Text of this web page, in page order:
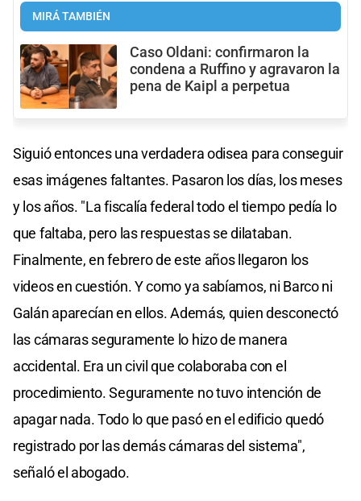
MIRÁ TAMBIÉN
Caso Oldani: confirmaron la
condena a Ruffino y agravaron la
pena de Kaipl a perpetua
Siguió entonces una verdadera odisea para conseguir
esas imágenes faltantes. Pasaron los días, los meses
y los años. "La fiscalía federal todo el tiempo pedía lo
que faltaba, pero las respuestas se dilataban.
Finalmente, en febrero de este años llegaron los
videos en cuestión. Y como ya sabíamos, ni Barco ni
Galán aparecían en ellos. Además, quien desconectó
las cámaras seguramente lo hizo de manera
accidental. Era un civil que colaboraba con el
procedimiento. Seguramente no tuvo intención de
apagar nada. Todo lo que pasó en el edificio quedó
registrado por las demás cámaras del sistema",
señaló el abogado.